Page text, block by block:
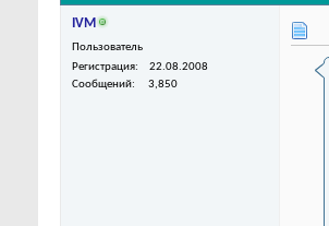
IVM
Пользователь
Регистрация
22.08.2008
Сообщений
3,850